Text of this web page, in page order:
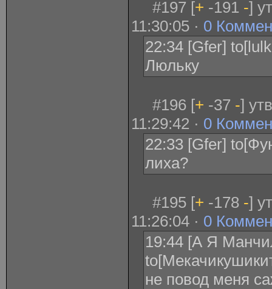
#197 [+ -191 -]
11:30:05 · 0
22:34 [Gfer]
Люльку
#196 [+ -37 -]
11:29:42 · 0
22:33 [Gfer]
лиха?
#195 [+ -178 -]
11:26:04 · 0
19:44 [А Я
не повод меня